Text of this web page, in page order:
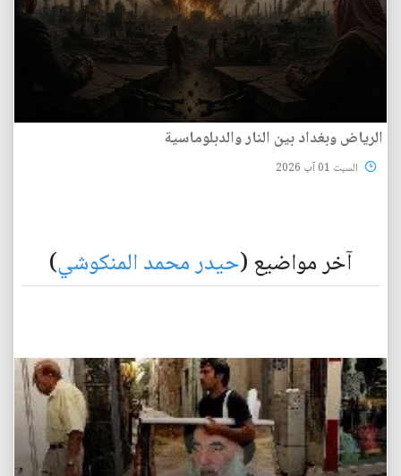
الرياض وبغداد بين النار والدبلوماسية
السبت 01 آب 2026
آخر مواضيع (حيدر محمد المنكوشي)